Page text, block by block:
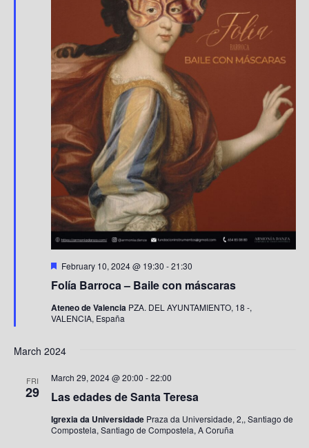
Folía Barroca – Baile con máscaras
F
a
u
r
February 10, 2024 @ 19:30 -21:30
Ateneo de Valencia PZA. DEL AYUNTAMIENTO, 18 -,
VALENCIA, España
March 2024
FRI
29 Las edades de Santa Teresa
March 29, 2024 @ 20:00 -22:00
Igrexia da Universidade Praza da Universidade, 2,, Santiago de
Compostela, Santiago de Compostela, A Coruña